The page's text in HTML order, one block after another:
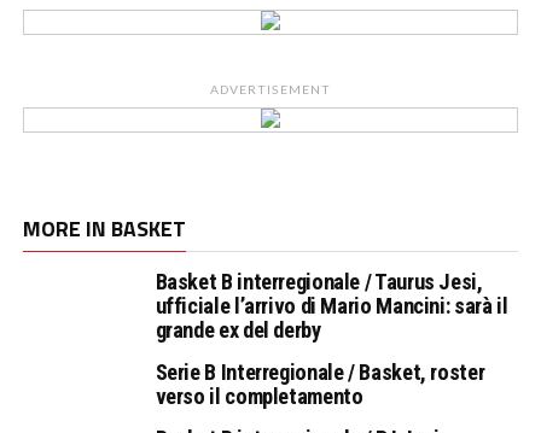
ADVERTISEMENT
MORE IN BASKET
Basket B interregionale / Taurus Jesi,
ufficiale l’arrivo di Mario Mancini: sarà il
grande ex del derby
Serie B Interregionale / Basket, roster
verso il completamento